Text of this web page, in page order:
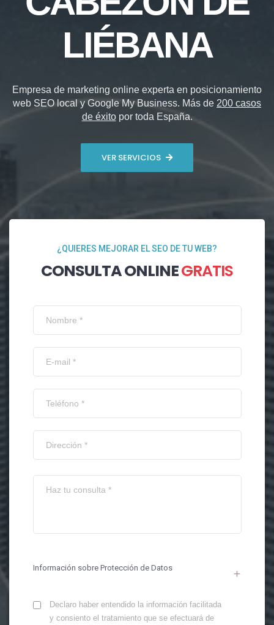
LIÉBANA
Empresa de marketing online experta en posicionamiento
web SEO local y Google My Business. Más de 200 casos
de éxitopor toda España.
VER SERVICIOS
¿QUIERES MEJORAR EL SEO DE TU WEB?
CONSULTA ONLINEGRATIS
Información sobre Protección de Datos
Declaro haber entendido la información facilitada
y consiento el tratamiento que se efectuará de